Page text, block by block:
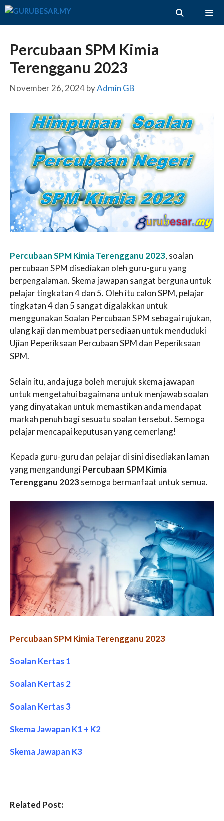
Skip
Percubaan SPM Kimia
Terengganu 2023
November 26, 2024byAdmin GB
Percubaan SPM Kimia Terengganu 2023, soalan
percubaan SPM disediakan oleh guru-guru yang
berpengalaman. Skema jawapan sangat berguna untuk
pelajar tingkatan 4 dan 5. Oleh itu calon SPM, pelajar
tingkatan 4 dan 5 sangat digalakkan untuk
menggunakan Soalan Percubaan SPM sebagai rujukan,
ulang kaji dan membuat persediaan untuk menduduki
Ujian Peperiksaan Percubaan SPM dan Peperiksaan
SPM.
Selain itu, anda juga boleh merujuk skema jawapan
untuk mengetahui bagaimana untuk menjawab soalan
yang dinyatakan untuk memastikan anda mendapat
markah penuh bagi sesuatu soalan tersebut. Semoga
pelajar mencapai keputusan yang cemerlang!
Kepada guru-guru dan pelajar di sini disediakan laman
yang mengandungiPercubaan SPM Kimia
Terengganu 2023semoga bermanfaat untuk semua.
Percubaan SPM Kimia Terengganu 2023
Soalan Kertas 1
Soalan Kertas 2
Soalan Kertas 3
Skema Jawapan K1 + K2
Skema Jawapan K3
Related Post: